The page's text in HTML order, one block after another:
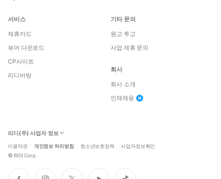
서비스
제휴카드
뷰어 다운로드
CP사이트
리디바탕
기타 문의
원고 투고
사업 제휴 문의
회사
회사 소개
인재채용
리디(주) 사업자 정보
이용약관 개인정보 처리방침 청소년보호정책 사업자정보확인
© RIDI Corp.